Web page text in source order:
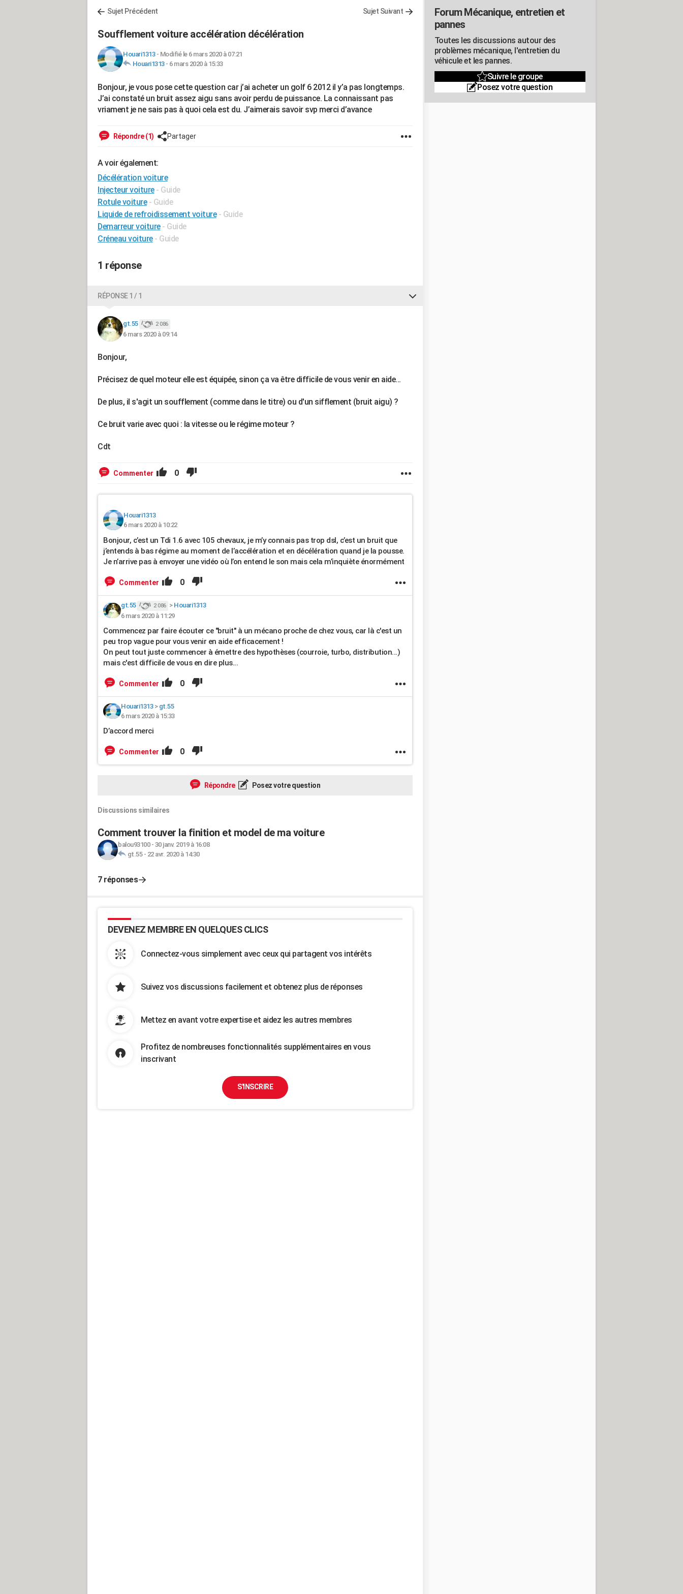
Sujet Précédent Sujet Suivant
Soufflement voiture accélération décélération
Houari1313- Modifié le 6 mars 2020 à 07:21
Houari1313- 6 mars 2020 à 15:33
Bonjour, je vous pose cette question car j’ai acheter un golf 6 2012 il y’a pas longtemps.
J’ai constaté un bruit assez aigu sans avoir perdu de puissance. La connaissant pas
vriament je ne sais pas à quoi cela est du. J’aimerais savoir svp merci d’avance
Répondre (1) Partager
A voir également:
Décélération voiture
Injecteur voiture - Guide
Rotule voiture - Guide
Liquide de refroidissement voiture - Guide
Demarreur voiture - Guide
Créneau voiture - Guide
1 réponse
RÉPONSE 1 / 1
gt.55 2 086
6 mars 2020 à 09:14
Bonjour,
Précisez de quel moteur elle est équipée, sinon ça va être difficile de vous venir en aide...
De plus, il s'agit un soufflement (comme dans le titre) ou d'un sifflement (bruit aigu) ?
Ce bruit varie avec quoi : la vitesse ou le régime moteur ?
Cdt
Commenter 0
Houari1313
6 mars 2020 à 10:22
Bonjour, c’est un Tdi 1.6 avec 105 chevaux, je m’y connais pas trop dsl, c’est un bruit que
j’entends à bas régime au moment de l’accélération et en décélération quand je la pousse.
Je n’arrive pas à envoyer une vidéo où l’on entend le son mais cela m’inquiète énormément
Commenter 0
gt.55 2 086 > Houari1313
6 mars 2020 à 11:29
Commencez par faire écouter ce "bruit" à un mécano proche de chez vous, car là c'est un
peu trop vague pour vous venir en aide efficacement !
On peut tout juste commencer à émettre des hypothèses (courroie, turbo, distribution...)
mais c'est difficile de vous en dire plus...
Commenter 0
Houari1313> gt.55
6 mars 2020 à 15:33
D’accord merci
Commenter 0
Répondre Posez votre question
Discussions similaires
Comment trouver la finition et model de ma voiture
balou93100- 30 janv. 2019 à 16:08
gt.55- 22 avr. 2020 à 14:30
7 réponses
DEVENEZ MEMBRE EN QUELQUES CLICS
Connectez-vous simplement avec ceux qui partagent vos intérêts
Suivez vos discussions facilement et obtenez plus de réponses
Mettez en avant votre expertise et aidez les autres membres
Profitez de nombreuses fonctionnalités supplémentaires en vous
inscrivant
S'INSCRIRE
Forum Mécanique, entretien et
pannes
Toutes les discussions autour des
problèmes mécanique, l'entretien du
véhicule et les pannes.
Suivre le groupe
Posez votre question